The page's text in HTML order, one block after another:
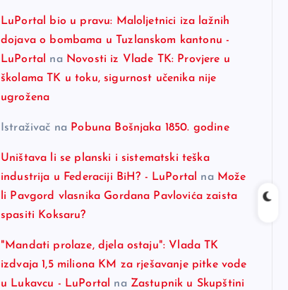
LuPortal bio u pravu: Maloljetnici iza lažnih
dojava o bombama u Tuzlanskom kantonu -
LuPortal
na Novosti iz Vlade TK: Provjere u
školama TK u toku, sigurnost učenika nije
ugrožena
Istraživač na Pobuna Bošnjaka 1850. godine
Uništava li se planski i sistematski teška
industrija u Federaciji BiH? - LuPortal
na Može
li Pavgord vlasnika Gordana Pavlovića zaista
spasiti Koksaru?
"Mandati prolaze, djela ostaju": Vlada TK
izdvaja 1,5 miliona KM za rješavanje pitke vode
u Lukavcu - LuPortal
na Zastupnik u Skupštini